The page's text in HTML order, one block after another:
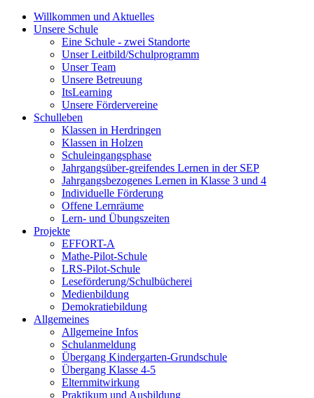
Willkommen und Aktuelles
Unsere Schule
Eine Schule - zwei Standorte
Unser Leitbild/Schulprogramm
Unser Team
Unsere Betreuung
ItsLearning
Unsere Fördervereine
Schulleben
Klassen in Herdringen
Klassen in Holzen
Schuleingangsphase
Jahrgangsüber-greifendes Lernen in der SEP
Jahrgangsbezogenes Lernen in Klasse 3 und 4
Individuelle Förderung
Offene Lernräume
Lern- und Übungszeiten
Projekte
EFFORT-A
Mathe-Pilot-Schule
LRS-Pilot-Schule
Leseförderung/Schulbücherei
Medienbildung
Demokratiebildung
Allgemeines
Allgemeine Infos
Schulanmeldung
Übergang Kindergarten-Grundschule
Übergang Klasse 4-5
Elternmitwirkung
Praktikum und Ausbildung